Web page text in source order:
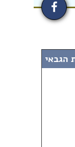
הגבאי